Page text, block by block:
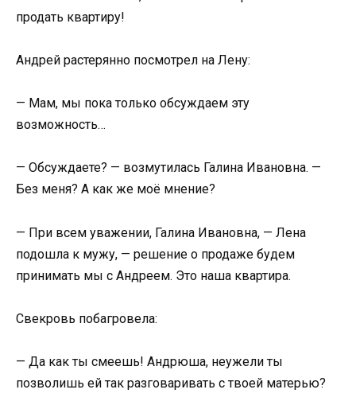
продать квартиру!
Андрей растерянно посмотрел на Лену:
— Мам, мы пока только обсуждаем эту
возможность…
— Обсуждаете? — возмутилась Галина Ивановна. —
Без меня? А как же моё мнение?
— При всем уважении, Галина Ивановна, — Лена
подошла к мужу, — решение о продаже будем
принимать мы с Андреем. Это наша квартира.
Свекровь побагровела:
— Да как ты смеешь! Андрюша, неужели ты
позволишь ей так разговаривать с твоей матерью?